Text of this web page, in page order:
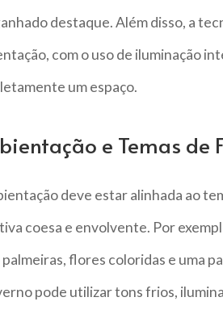
destaque. Além disso, a
com o uso de iluminação
um espaço.
e Temas de
deve estar alinhada ao
coesa e envolvente. Por
palmeiras, flores coloridas e uma
pode utilizar tons frios,